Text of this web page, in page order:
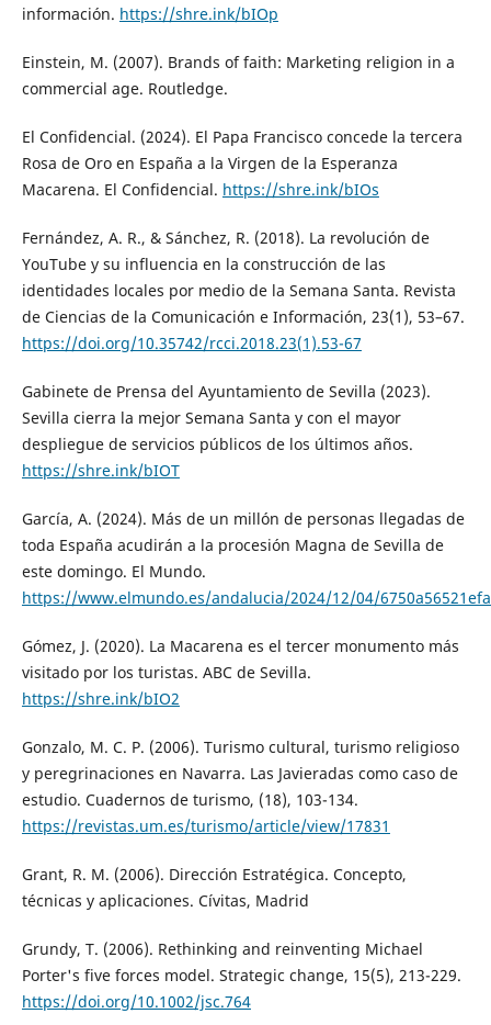
información. https://shre.ink/bIOp
Einstein, M. (2007). Brands of faith: Marketing religion in a
commercial age. Routledge.
El Confidencial. (2024). El Papa Francisco concede la tercera
Rosa de Oro en España a la Virgen de la Esperanza
Macarena. El Confidencial. https://shre.ink/bIOs
Fernández, A. R., & Sánchez, R. (2018). La revolución de
YouTube y su influencia en la construcción de las
identidades locales por medio de la Semana Santa. Revista
de Ciencias de la Comunicación e Información, 23(1), 53–67.
https://doi.org/10.35742/rcci.2018.23(1).53-67
Gabinete de Prensa del Ayuntamiento de Sevilla (2023).
Sevilla cierra la mejor Semana Santa y con el mayor
despliegue de servicios públicos de los últimos años.
https://shre.ink/bIOT
García, A. (2024). Más de un millón de personas llegadas de
toda España acudirán a la procesión Magna de Sevilla de
este domingo. El Mundo.
https://www.elmundo.es/andalucia/2024/12/04/
Gómez, J. (2020). La Macarena es el tercer monumento más
visitado por los turistas. ABC de Sevilla.
https://shre.ink/bIO2
Gonzalo, M. C. P. (2006). Turismo cultural, turismo religioso
y peregrinaciones en Navarra. Las Javieradas como caso de
estudio. Cuadernos de turismo, (18), 103-134.
https://revistas.um.es/turismo/article/view/17831
Grant, R. M. (2006). Dirección Estratégica. Concepto,
técnicas y aplicaciones. Cívitas, Madrid
Grundy, T. (2006). Rethinking and reinventing Michael
Porter's five forces model. Strategic change, 15(5), 213-229.
https://doi.org/10.1002/jsc.764